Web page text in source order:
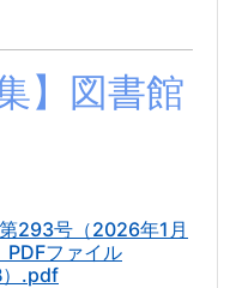
】図書館
293号（2026年1月
PDFファイル
）.pdf